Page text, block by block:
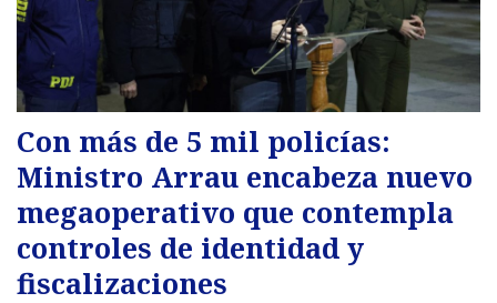
Con más de 5 mil policías:
Ministro Arrau encabeza nuevo
megaoperativo que contempla
controles de identidad y
fiscalizaciones